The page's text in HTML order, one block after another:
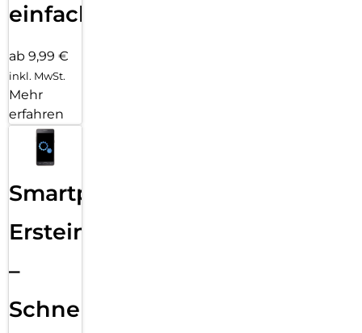
einfach
ab 9,99 €
inkl. MwSt.
Mehr
erfahren
Smartphone
Ersteinrichtung
–
Schnelle